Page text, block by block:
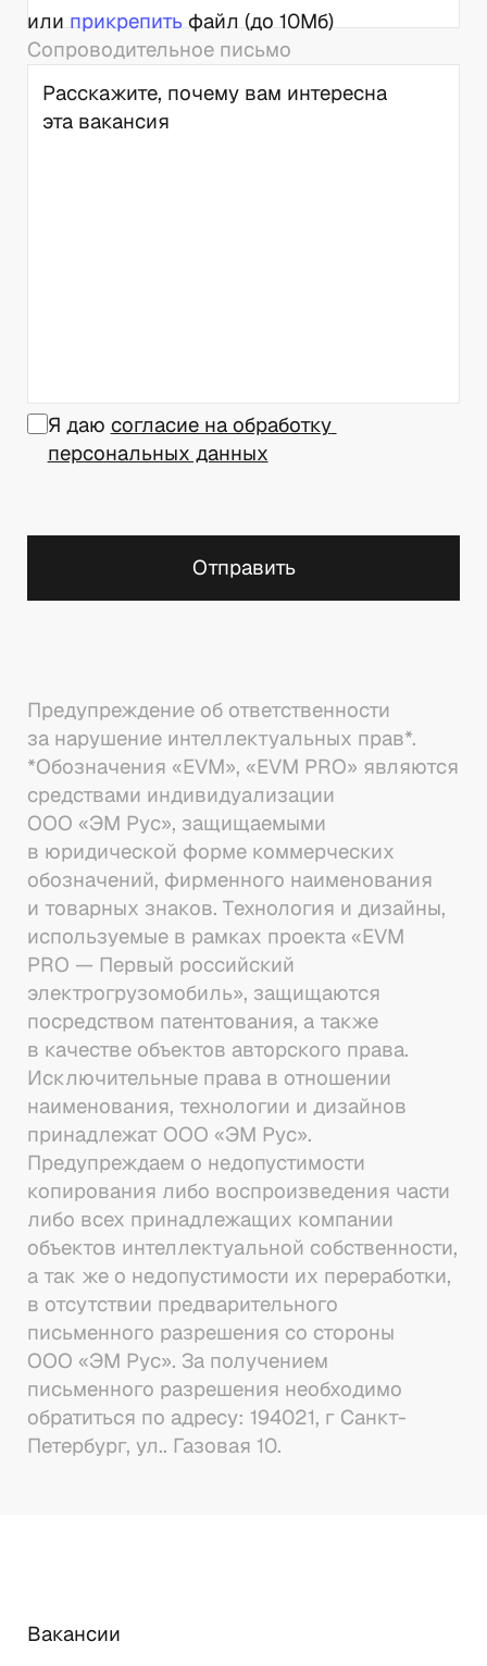
илиприкрепитьфайл (до 10Мб)
Сопроводительное письмо
Я даю согласие на обработку
персональных данных
Отправить
Предупреждение об ответственности
за нарушение интеллектуальных прав*.
*Обозначения «EVM», «EVM PRO» являются
средствами индивидуализации
ООО «ЭМ Рус», защищаемыми
в юридической форме коммерческих
обозначений, фирменного наименования
и товарных знаков. Технология и дизайны,
используемые в рамках проекта «EVM
PRO — Первый российский
электрогрузомобиль», защищаются
посредством патентования, а также
в качестве объектов авторского права.
Исключительные права в отношении
наименования, технологии и дизайнов
принадлежат ООО «ЭМ Рус».
Предупреждаем о недопустимости
копирования либо воспроизведения части
либо всех принадлежащих компании
объектов интеллектуальной собственности,
а так же о недопустимости их переработки,
в отсутствии предварительного
письменного разрешения со стороны
ООО «ЭМ Рус». За получением
письменного разрешения необходимо
обратиться по адресу: 194021, г Санкт-
Петербург, ул.. Газовая 10.
Вакансии